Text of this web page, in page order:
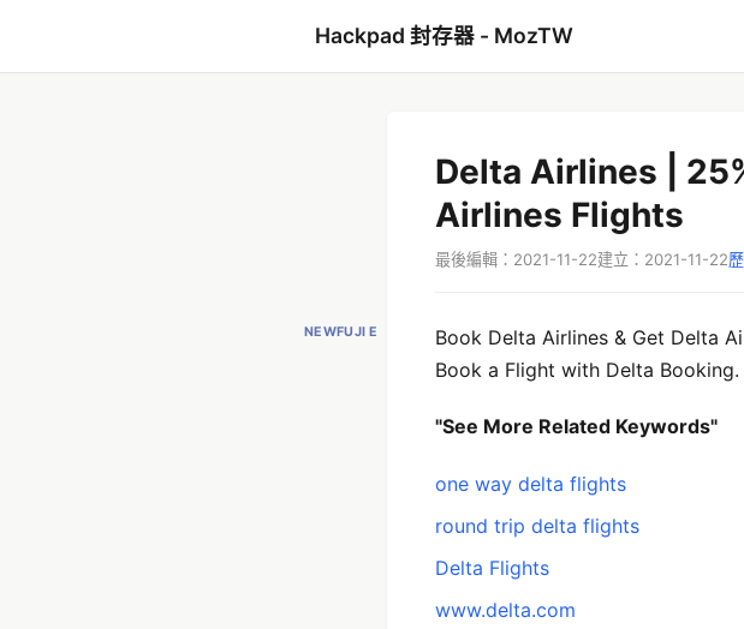
Hackpad 封存器 - MozTW
Delta Airlines |
Airlines Flights
最後編輯：2021-11-22建立：2021-11-22
NEWFUJI E
Book Delta Airlines & Get Delta
Book a Flight with Delta Booking.
"See More Related Keywords"
one way delta flights
round trip delta flights
Delta Flights
www.delta.com